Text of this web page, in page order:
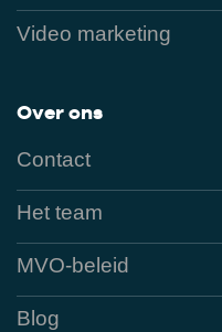
Video marketing
Over ons
Contact
Het team
MVO-beleid
Blog